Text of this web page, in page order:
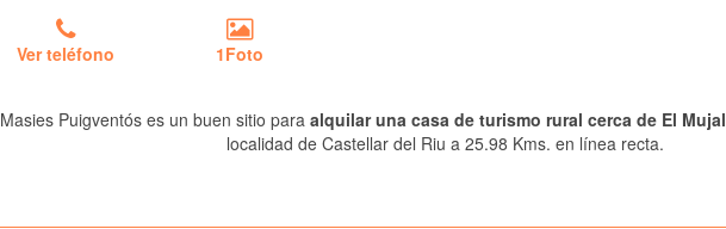
Ver teléfono 1Foto
Masies Puigventós es un buen sitio paraalquilar una casa de turismo rural cerca de El Mujal
localidad de Castellar del Riu a 25.98 Kms. en línea recta.